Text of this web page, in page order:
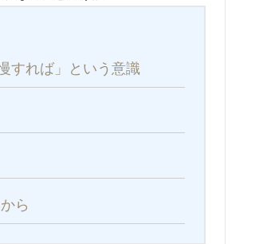
すれば」という意識
ら